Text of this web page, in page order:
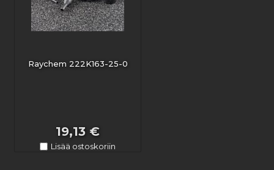
Raychem 222K163-25-0
19,13 €
Lisää ostoskoriin